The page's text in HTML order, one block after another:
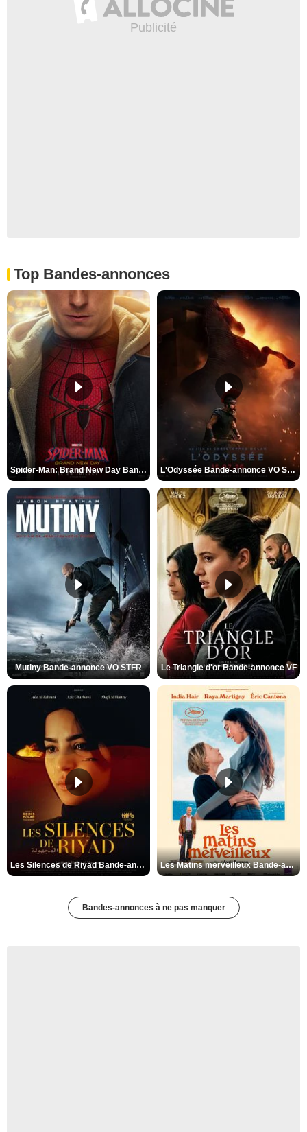
Top Bandes-annonces
Spider-Man: Brand New Day Bande-annonce VO STFR L'Odyssée Bande-annonce VO STFR
Mutiny Bande-annonce VO STFR Le Triangle d'or Bande-annonce VF
Les Silences de Riyad Bande-annonce VO STFR Les Matins merveilleux Bande-annonce VF
Bandes-annonces à ne pas manquer